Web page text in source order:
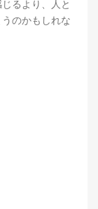
るより、人と
のかもしれな